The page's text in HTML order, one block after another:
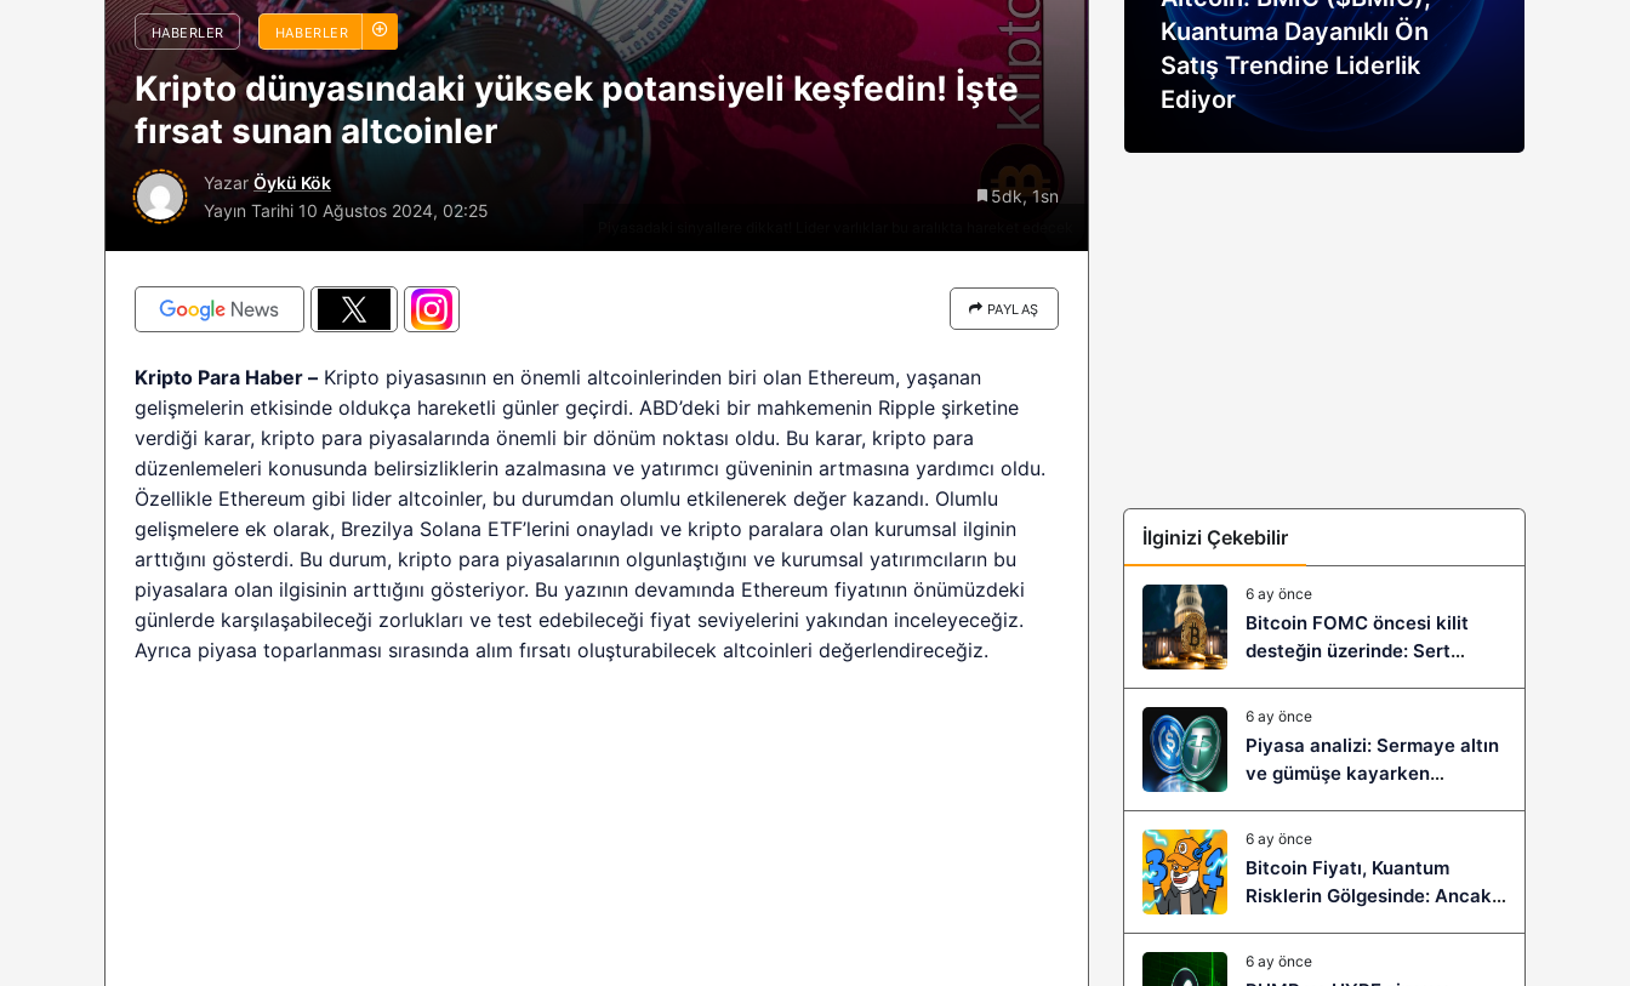
HABERLER HABERLER
Kripto dünyasındaki yüksek potansiyeli keşfedin! İşte
fırsat sunan altcoinler
Yazar Öykü Kök
Yayın Tarihi 10 Ağustos 2024, 02:25
5dk, 1sn
PAYLAŞ
Kripto Para Haber – Kripto piyasasının en önemli altcoinlerinden biri olan Ethereum, yaşanan
gelişmelerin etkisinde oldukça hareketli günler geçirdi. ABD’deki bir mahkemenin Ripple şirketine
verdiği karar, kripto para piyasalarında önemli bir dönüm noktası oldu. Bu karar, kripto para
düzenlemeleri konusunda belirsizliklerin azalmasına ve yatırımcı güveninin artmasına yardımcı oldu.
Özellikle Ethereum gibi lider altcoinler, bu durumdan olumlu etkilenerek değer kazandı. Olumlu
gelişmelere ek olarak, Brezilya Solana ETF’lerini onayladı ve kripto paralara olan kurumsal ilginin
arttığını gösterdi. Bu durum, kripto para piyasalarının olgunlaştığını ve kurumsal yatırımcıların bu
piyasalara olan ilgisinin arttığını gösteriyor. Bu yazının devamında Ethereum fiyatının önümüzdeki
günlerde karşılaşabileceği zorlukları ve test edebileceği fiyat seviyelerini yakından inceleyeceğiz.
Ayrıca piyasa toparlanması sırasında alım fırsatı oluşturabilecek altcoinleri değerlendireceğiz.
sürüyor: Analistlere göre
2026 BTC çöküşü neden
sınırlı kalabilir?
Riski: Uzun Vadeli HYPER
Boğaları 31,1 Milyon Dolarlık
Birikim Yapıyor
Kuantuma Dayanıklı Ön
Satış Trendine Liderlik
Ediyor
İlginizi Çekebilir
6 ay önce
Bitcoin FOMC öncesi kilit
desteğin üzerinde: Sert
geliyor?
6 ay önce
Piyasa analizi: Sermaye altın
ve gümüşe kayarken
6 ay önce
Bitcoin Fiyatı, Kuantum
Risklerin Gölgesinde: Ancak
Sıçramaya Yaşayabilir!
6 ay önce